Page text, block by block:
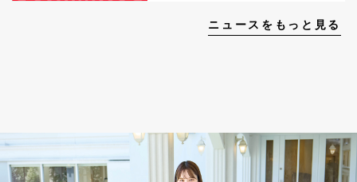
ニュースをもっと見る